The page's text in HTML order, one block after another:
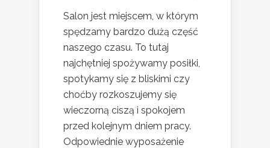
Salon jest miejscem, w którym
spędzamy bardzo dużą część
naszego czasu. To tutaj
najchętniej spożywamy posiłki,
spotykamy się z bliskimi czy
choćby rozkoszujemy się
wieczorną ciszą i spokojem
przed kolejnym dniem pracy.
Odpowiednie wyposażenie